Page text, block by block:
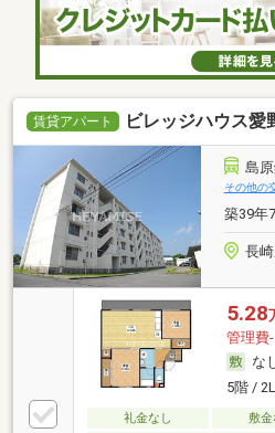
賃貸アパート ビレッジハウス愛
島
その他の
築39年
長
5.28
管理費-
な
5階 /
礼金なし 敷金